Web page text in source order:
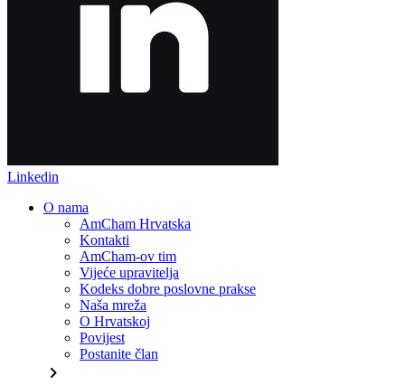
Linkedin
O nama
AmCham Hrvatska
Kontakti
AmCham-ov tim
Vijeće upravitelja
Kodeks dobre poslovne prakse
Naša mreža
O Hrvatskoj
Povijest
Postanite član
chevron_right